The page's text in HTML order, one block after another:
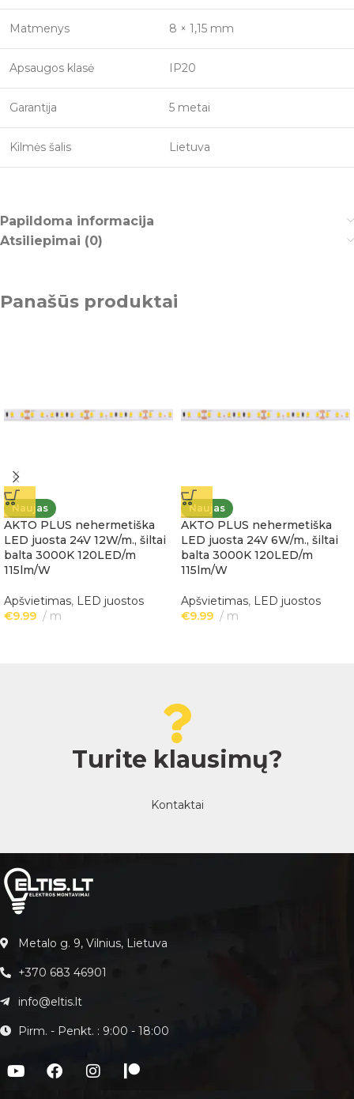
Matmenys 8 × 1,15 mm
Apsaugos klasė IP20
Garantija 5 metai
Kilmės šalis Lietuva
Papildoma informacija
Atsiliepimai (0)
Panašūs produktai
Naujas
AKTO PLUS nehermetiška
LED juosta 24V 12W/m., šiltai
balta 3000K 120LED/m
115lm/W
Apšvietimas, LED juostos
€9.99 m
Naujas
AKTO PLUS nehermetiška
LED juosta 24V 6W/m., šiltai
balta 3000K 120LED/m
115lm/W
Apšvietimas, LED juostos
€9.99 m
Turite klausimų?
Kontaktai
Metalo g. 9, Vilnius, Lietuva
+370 683 46901
info@eltis.lt
Pirm. - Penkt. : 9:00 - 18:00